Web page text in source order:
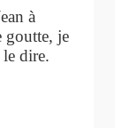
à
goutte, je
dire.